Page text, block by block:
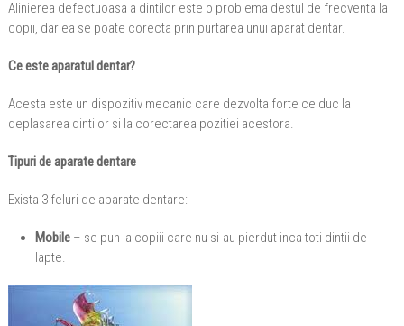
Alinierea defectuoasa a dintilor este o problema destul de frecventa la
copii, dar ea se poate corecta prin purtarea unui aparat dentar.
Ce este aparatul dentar?
Acesta este un dispozitiv mecanic care dezvolta forte ce duc la
deplasarea dintilor si la corectarea pozitiei acestora.
Tipuri de aparate dentare
Exista 3 feluri de aparate dentare:
Mobile– se pun la copiii care nu si-au pierdut inca toti dintii de
lapte.